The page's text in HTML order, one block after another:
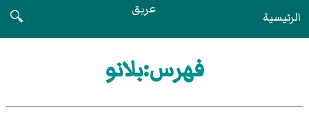
الرئيسية عريق
🔍
فهرس:بلانو